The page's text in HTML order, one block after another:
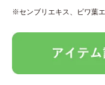
※センブリエキス、ビワ葉